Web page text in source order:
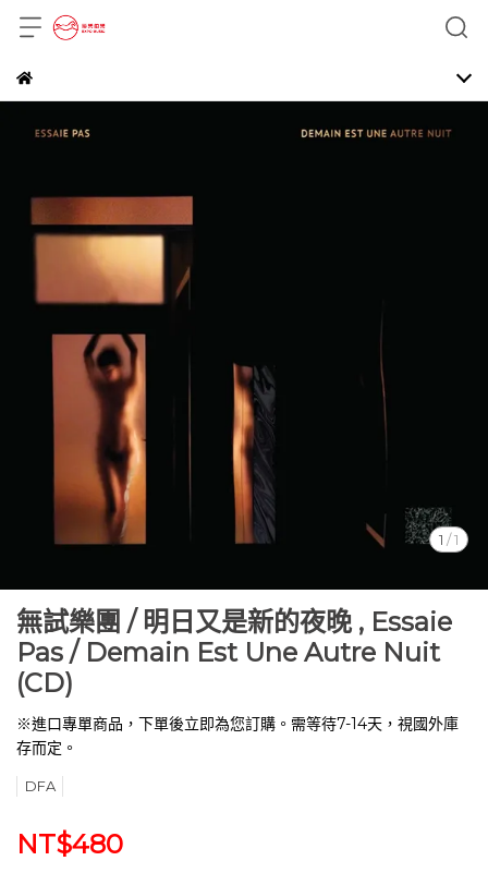
1 /1
無試樂團 / 明日又是新的夜晚 , Essaie
Pas / Demain Est Une Autre Nuit
(CD)
※進口專單商品，下單後立即為您訂購。需等待7-14天，視國外庫
存而定。
DFA
NT$480